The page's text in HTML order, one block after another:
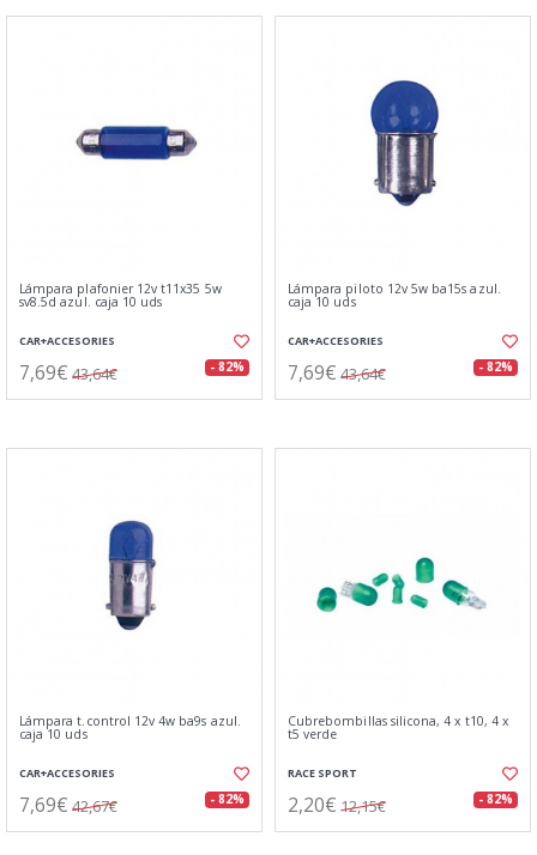
Lámpara plafonier 12v t11x35 5w
sv8.5d azul. caja 10 uds
CAR+ACCESORIES
7,69€ 43,64€ - 82%
Lámpara piloto 12v 5w ba15s azul.
caja 10 uds
CAR+ACCESORIES
7,69€ 43,64€ - 82%
Lámpara t.control 12v 4w ba9s azul.
caja 10 uds
CAR+ACCESORIES
7,69€ 42,67€ - 82%
Cubrebombillas silicona, 4 x t10, 4 x
t5 verde
RACE SPORT
2,20€ 12,15€ - 82%